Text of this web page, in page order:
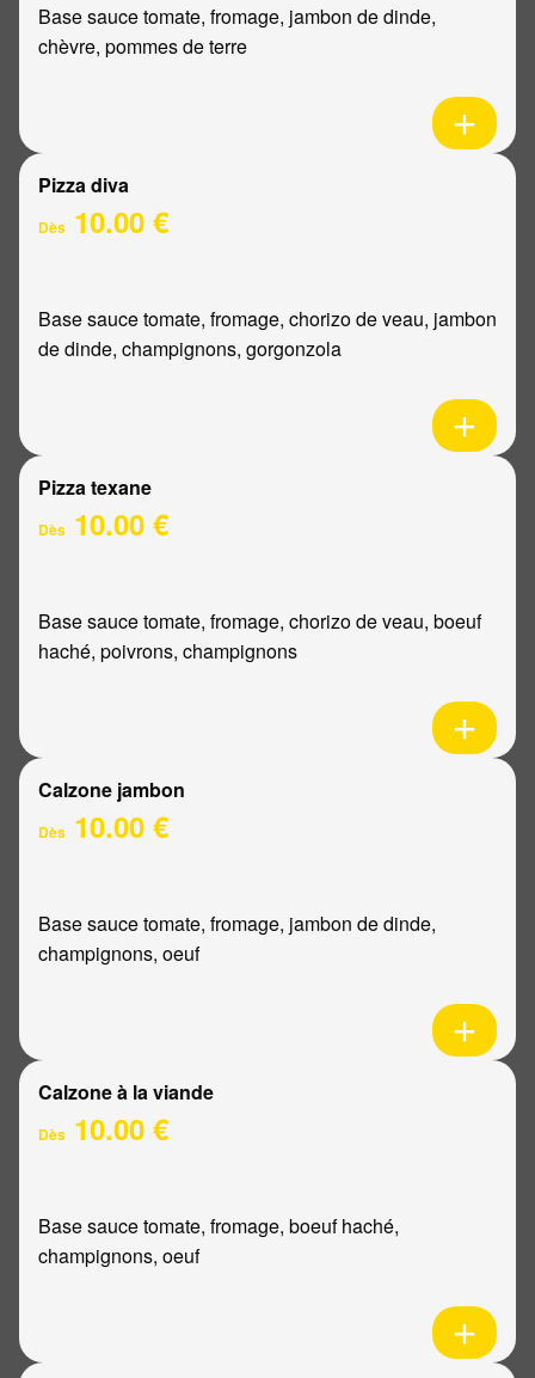
Base sauce tomate, fromage, jambon de dinde,
chèvre, pommes de terre
Pizza diva
Dès 10.00 €
Base sauce tomate, fromage, chorizo de veau, jambon
de dinde, champignons, gorgonzola
Pizza texane
Dès 10.00 €
Base sauce tomate, fromage, chorizo de veau, boeuf
haché, poivrons, champignons
Calzone jambon
Dès 10.00 €
Base sauce tomate, fromage, jambon de dinde,
champignons, oeuf
Calzone à la viande
Dès 10.00 €
Base sauce tomate, fromage, boeuf haché,
champignons, oeuf